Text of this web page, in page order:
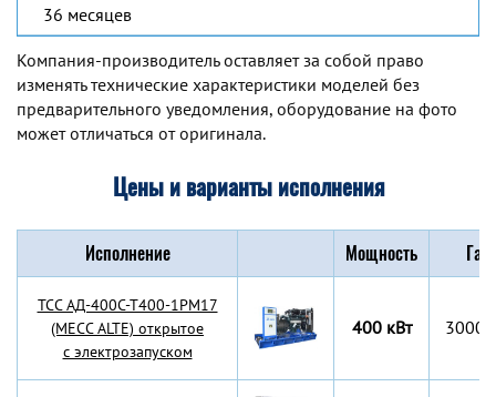
36 месяцев
Компания-производитель оставляет за собой право
изменять технические характеристики моделей без
предварительного уведомления, оборудование на фото
может отличаться от оригинала.
Цены и варианты исполнения
Исполнение Мощность
TCC АД-400С-Т400-1РМ17
(MECC ALTE) открытое
с электрозапуском
400 кВт